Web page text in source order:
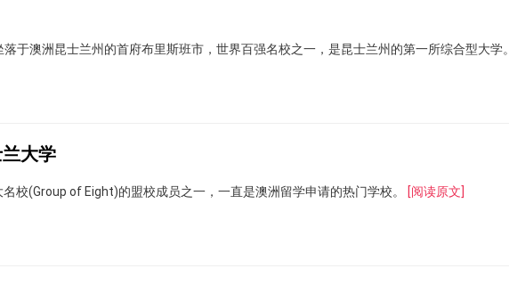
于澳洲昆士兰州的首府布里斯班市，世界百强名校之一，是昆士兰州的第一所综合型大学。
大学
校(Group of Eight)的盟校成员之一，一直是澳洲留学申请的热门学校。 [阅读原文]